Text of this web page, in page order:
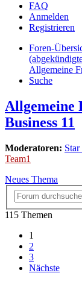
FAQ
Anmelden
Registrieren
Foren-
Allgemeine
Suche
Allgemeine
Business 11
Moderatoren:
Team1
Neues Thema
115 Themen
1
2
3
Nächste